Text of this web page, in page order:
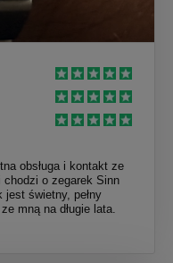
obsługa i kontakt ze
o zegarek Sinn
jest świetny, pełny
mną na długie lata.